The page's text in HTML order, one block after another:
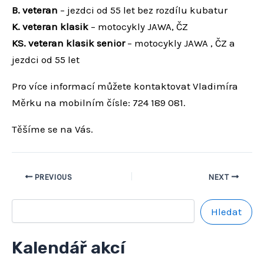
B. veteran – jezdci od 55 let bez rozdílu kubatur
K. veteran klasik – motocykly JAWA, ČZ
KS. veteran klasik senior– motocykly JAWA , ČZ a
jezdci od 55 let
Pro více informací můžete kontaktovat Vladimíra
Měrku na mobilním čísle: 724 189 081.
Těšíme se na Vás.
PREVIOUS NEXT
Hledat
Kalendář akcí